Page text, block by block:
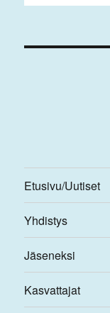
Etusivu/Uutiset
Yhdistys
Jäseneksi
Kasvattajat